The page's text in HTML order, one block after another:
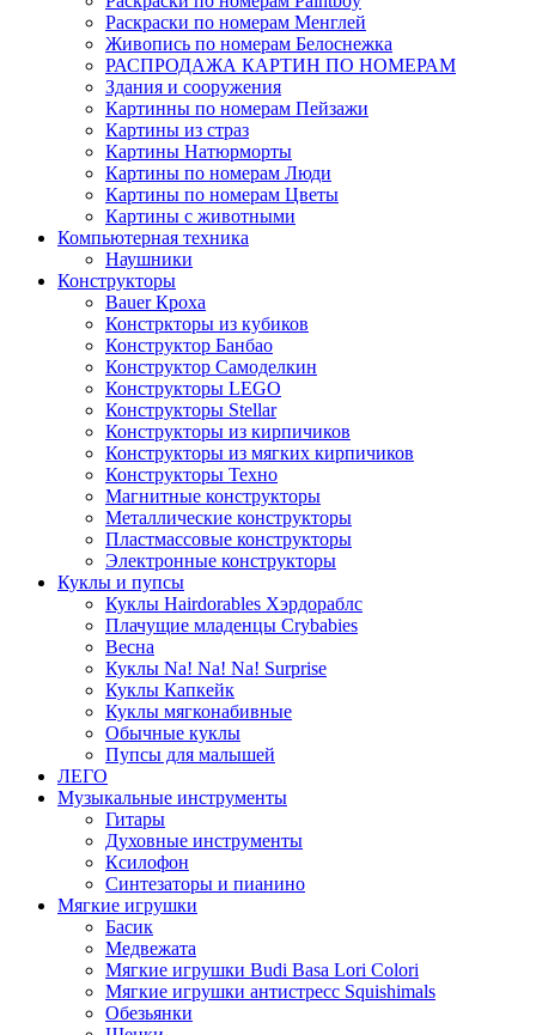
Раскраски по номерам Менглей
Живопись по номерам Белоснежка
РАСПРОДАЖА КАРТИН ПО НОМЕРАМ
Здания и сооружения
Картинны по номерам Пейзажи
Картины из страз
Картины Натюрморты
Картины по номерам Люди
Картины по номерам Цветы
Картины с животными
Компьютерная техника
Наушники
Конструкторы
Bauer Кроха
Констркторы из кубиков
Конструктор Банбао
Конструктор Самоделкин
Конструкторы LEGO
Конструкторы Stellar
Конструкторы из кирпичиков
Конструкторы из мягких кирпичиков
Конструкторы Техно
Магнитные конструкторы
Металлические конструкторы
Пластмассовые конструкторы
Электронные конструкторы
Куклы и пупсы
Куклы Hairdorables Хэрдораблс
Плачущие младенцы Crybabies
Весна
Куклы Na! Na! Na! Surprise
Куклы Капкейк
Куклы мягконабивные
Обычные куклы
Пупсы для малышей
ЛЕГО
Музыкальные инструменты
Гитары
Духовные инструменты
Ксилофон
Синтезаторы и пианино
Мягкие игрушки
Басик
Медвежата
Мягкие игрушки Budi Basa Lori Colori
Мягкие игрушки антистресс Squishimals
Обезьянки